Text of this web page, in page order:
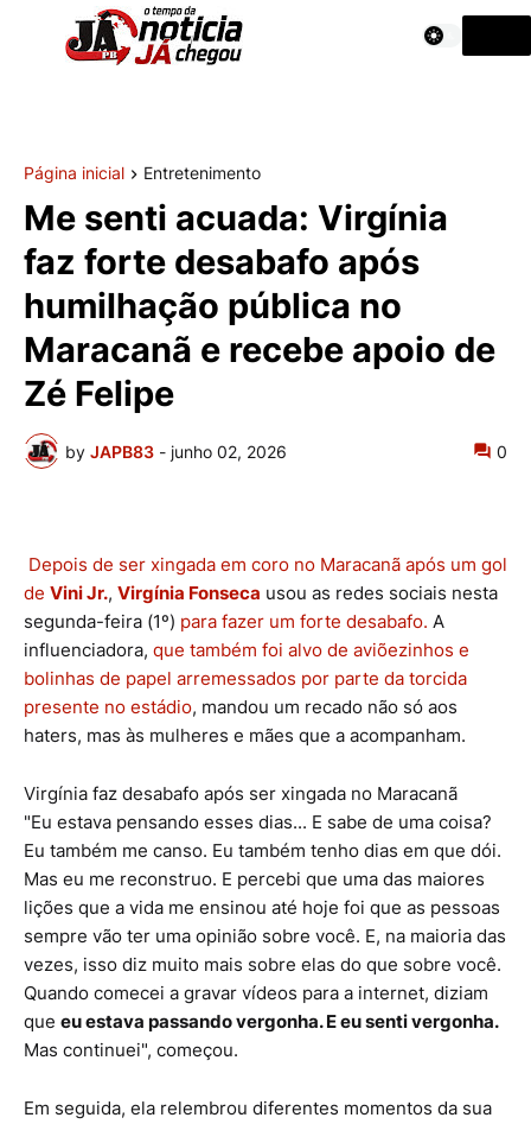
Página inicial Entretenimento
Me senti acuada: Virgínia
faz forte desabafo após
humilhação pública no
Maracanã e recebe apoio de
Zé Felipe
by JAPB83 - junho 02, 2026 0
Depois de ser xingada em coro no Maracanã após um gol
de Vini Jr., Virgínia Fonseca usou as redes sociais nesta
segunda-feira (1º) para fazer um forte desabafo. A
influenciadora, que também foi alvo de aviõezinhos e
bolinhas de papel arremessados por parte da torcida
presente no estádio, mandou um recado não só aos
haters, mas às mulheres e mães que a acompanham.
Virgínia faz desabafo após ser xingada no Maracanã
"Eu estava pensando esses dias... E sabe de uma coisa?
Eu também me canso. Eu também tenho dias em que dói.
Mas eu me reconstruo. E percebi que uma das maiores
lições que a vida me ensinou até hoje foi que as pessoas
sempre vão ter uma opinião sobre você. E, na maioria das
vezes, isso diz muito mais sobre elas do que sobre você.
Quando comecei a gravar vídeos para a internet, diziam
que eu estava passando vergonha. E eu senti vergonha.
Mas continuei", começou.
Em seguida, ela relembrou diferentes momentos da sua